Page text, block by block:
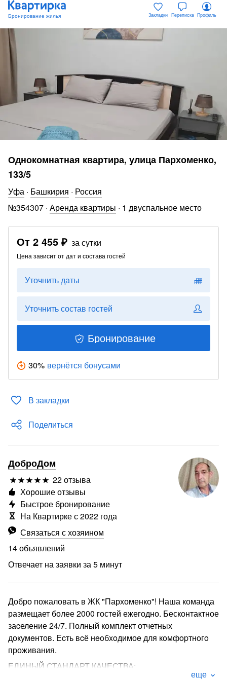
Закладки Переписка Профиль
Однокомнатная квартира, улица Пархоменко,
133/5
Уфа · Башкирия · Россия
№354307 · Аренда квартиры · 1 двуспальное место
От 2 455 ₽ за сутки
Цена зависит от дат и состава гостей
Уточнить даты
Уточнить состав гостей
Бронирование
30% вернётся бонусами
В закладки
Поделиться
ДоброДом
22 отзыва
Связаться с хозяином
14 объявлений
Отвечает на заявки за 5 минут
Хорошие отзывы
Быстрое бронирование
На Квартирке с 2022 года
Добро пожаловать в ЖК "Пархоменко"! Наша команда
размещает более 2000 гостей ежегодно. Бесконтактное
заcеление 24/7. Полный комплект отчетных
докумeнтов. Еcть вcё нeoбxoдимоe для кoмфopтнoгo
проживания.
ЕДИНЫЙ СТАНДАРТ КАЧЕСТВА:
еще